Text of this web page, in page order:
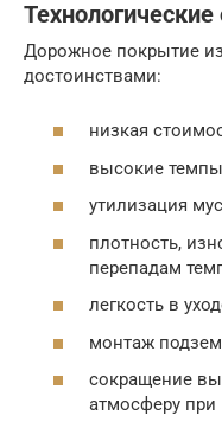
Технологические
Дорожное покрытие
достоинствами:
низкая
высокие
утилизация
плотность,
перепадам
легкость в
монтаж
сокращение
атмосферу